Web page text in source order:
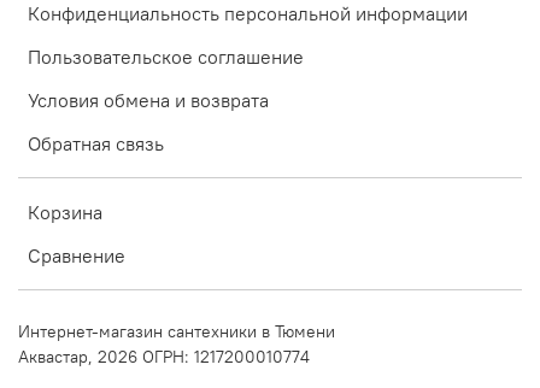
Конфиденциальность персональной информации
Пользовательское соглашение
Условия обмена и возврата
Обратная связь
Корзина
Сравнение
Интернет-магазин сантехники в Тюмени
Аквастар, 2026 ОГРН: 1217200010774